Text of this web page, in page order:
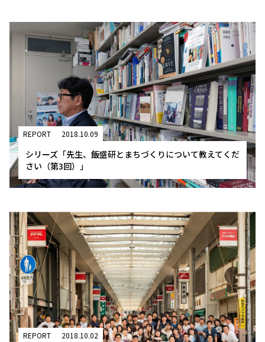
REPORT 2018.10.09
シリーズ「先生、飯盛研とまちづくりについて教えてくだ
さい（第3回）」
REPORT 2018.10.02